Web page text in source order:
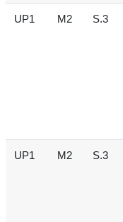
UP1 M2 S.3
UP1 M2 S.3